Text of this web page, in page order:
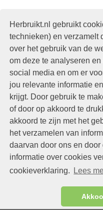
Herbruikt.nl gebruikt
technieken) en verzamelt
over het gebruik van de
om deze te analyseren
social media en om er
jou relevante informatie
krijgt. Door gebruik te
of door op akkoord te
akkoord te zijn met het
het verzamelen van
daarvan door ons en door
informatie over cookies
cookieverklaring.
Lees